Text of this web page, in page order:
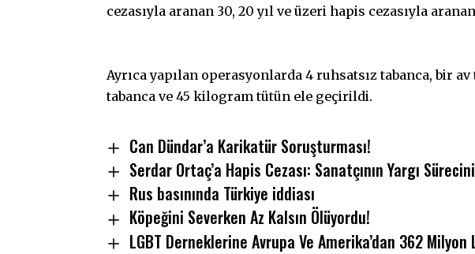
cezasıyla aranan 30, 20 yıl ve üzeri hapis cezasıyla
Ayrıca yapılan operasyonlarda 4 ruhsatsız tabanca, bir
tabanca ve 45 kilogram tütün ele geçirildi.
Can Dündar’a Karikatür Soruşturması!
Serdar Ortaç’a Hapis Cezası: Sanatçının Yargı
Rus basınında Türkiye iddiası
Köpeğini Severken Az Kalsın Ölüyordu!
LGBT Derneklerine Avrupa Ve Amerika’dan 362